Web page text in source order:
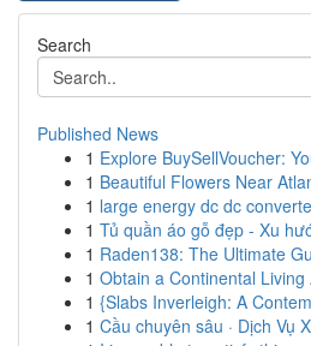
Search
Published News
1 Explore BuySellVoucher:
1 Beautiful Flowers Near
1 large energy dc dc
1 Tủ quần áo gỗ đẹp - Xu
1 Raden138: The Ultimate
1 Obtain a Continental Living
1 {Slabs Inverleigh: A
1 Cầu chuyên sâu · Dịch Vụ